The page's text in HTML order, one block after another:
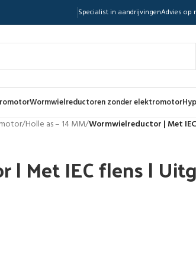
Specialist in aandrijvingenAdvies op
Wormwielreductoren zonder elektromotor
/Holle as – 14 MM/Wormwielreductor | Met
Met IEC flens |